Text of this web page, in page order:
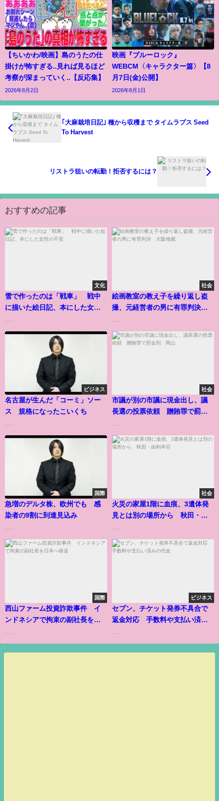
【ちいかわ/映画】島のうたの仕
掛けが怖すぎる..見れば見るほど
考察が深まっていく..【反応集】
2026年8月2日
映画『ブルーロック』
WEBCM〈キャラクター篇〉【8
月7日(金)公開】
2026年8月1日
｢大麻栽培日記｣ 種から収穫まで タイムラプス Seed
To Harvest
リストラ狙いの転勤！拒否するには？
おすすめの記事
文化
雪で作ったのは「戦車」 戦中
に描いた絵日記、本にした女性
社会
絵画教室の教え子を繰り返し盗
撮、元経営者の男に有罪判決
ビジネス
名古屋が生んだ「コーミ」ソー
ス 規格になったこいくち
社会
市議が別の市議に現金出し、議
長選の投票依頼 贈賄罪で罰金
国際
急増のデルタ株、欧州でも 感
染者の9割に到達見込み
社会
火災の家屋1階に血痕、3遺体発
見とは別の場所から 秋田・由
国際
西山ファーム投資詐欺事件 イ
ンドネシアで拘束の副社長を日
ビジネス
セブン、チケット発券不具合で
返金対応 手数料や支払い済み